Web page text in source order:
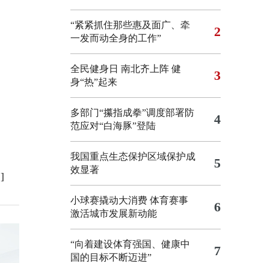
]
“紧紧抓住那些惠及面广、牵
一发而动全身的工作”
2
全民健身日 南北齐上阵 健
身“热”起来
3
多部门“攥指成拳”调度部署防
范应对“白海豚”登陆
4
我国重点生态保护区域保护成
效显著
5
小球赛撬动大消费 体育赛事
激活城市发展新动能
6
“向着建设体育强国、健康中
国的目标不断迈进”
7